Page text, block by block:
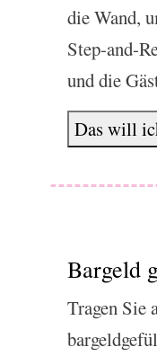
die Wand,
Step-and-
und die
Das will
Bargeld
Tragen Sie